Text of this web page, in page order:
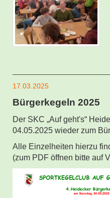
17.03.2025
Bürgerkegeln 2025
Der SKC „Auf geht's“
04.05.2025 wieder zum
Alle Einzelheiten hierzu
(zum PDF öffnen bitte auf